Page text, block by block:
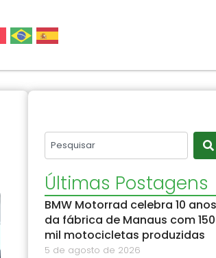
Últimas Postagens
BMW Motorrad celebra 10 anos
da fábrica de Manaus com 150
mil motocicletas produzidas
5 de agosto de 2026